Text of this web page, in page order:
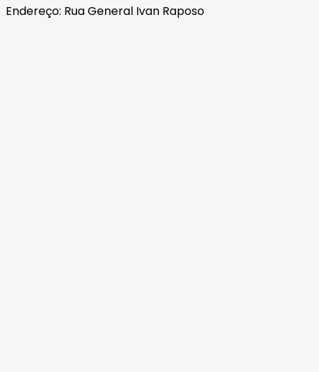
Endereço: Rua General Ivan Raposo